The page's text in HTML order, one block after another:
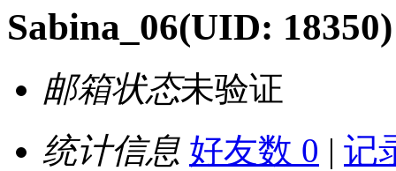
Sabina_06(UID: 18350)
邮箱状态未验证
统计信息 好友数 0 | 记